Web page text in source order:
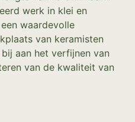
werk in klei en
waardevolle
van keramisten
aan het verfijnen van
van de kwaliteit van